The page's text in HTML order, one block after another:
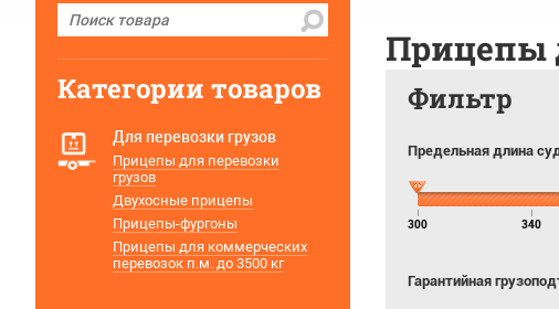
Прицепы
Фильтр
Предельная длина
300 340
Гарантийная
Категории товаров
Для перевозки грузов
Прицепы для перевозки
грузов
Двухосные прицепы
Прицепы-фургоны
Прицепы для коммерческих
перевозок п.м. до 3500 кг